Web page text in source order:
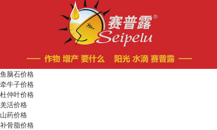
鱼脑石价格
牵牛子价格
杜仲叶价格
羌活价格
山药价格
补骨脂价格